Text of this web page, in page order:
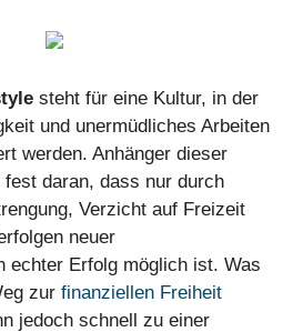
steht für eine Kultur, in der
und unermüdliches Arbeiten
werden. Anhänger dieser
fest daran, dass nur durch
Verzicht auf Freizeit
neuer
echter Erfolg möglich ist. Was
zur finanziellen Freiheit
jedoch schnell zu einer